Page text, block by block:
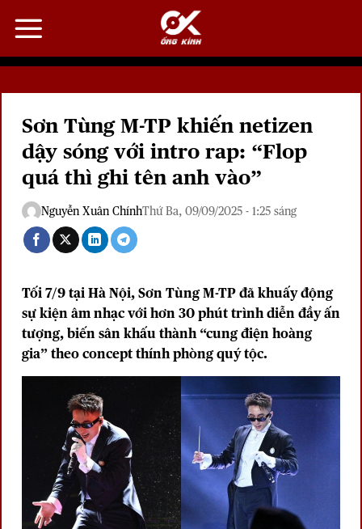
qua
dung
Sơn Tùng M-TP khiến netizen
dậy sóng với intro rap: “Flop
quá thì ghi tên anh vào”
Nguyễn Xuân ChínhThứ Ba, 09/09/2025 - 1:25 sáng
Tối 7/9 tại Hà Nội,Sơn Tùng M-TPđã khuấy động
sự kiện âm nhạc với hơn 30 phút trình diễn đầy ấn
tượng, biến sân khấu thành “cung điện hoàng
gia” theo concept thính phòng quý tộc.